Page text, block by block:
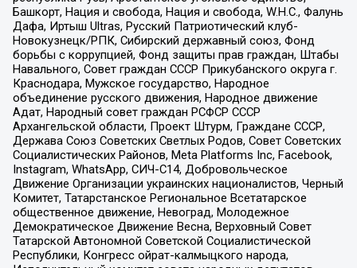
Башкорт, Нация и свобода, Нация и свобода, W.H.С., Фалунь
Дафа, Иртыш Ultras, Русский Патриотический клуб-
Новокузнецк/РПК, Сибирский державный союз, Фонд
борьбы с коррупцией, Фонд защиты прав граждан, Штабы
Навального, Совет граждан СССР Прикубанского округа г.
Краснодара, Мужское государство, Народное
объединение русского движения, Народное движение
Адат, Народный совет граждан РСФСР СССР
Архангельской области, Проект Штурм, Граждане СССР,
Держава Союз Советских Светлых Родов, Совет Советских
Социалистических Районов, Meta Platforms Inc, Facebook,
Instagram, WhatsApp, СИЧ-С14, Добровольческое
Движение Организации украинских националистов, Черный
Комитет, Татарстанское Региональное Всетатарское
общественное движение, Невоград, Молодежное
Демократическое Движение Весна, Верховный Совет
Татарской Автономной Советской Социалистической
Республики, Конгресс ойрат-калмыцкого народа,